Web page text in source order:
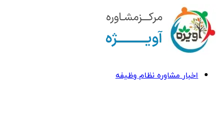
اخبار مشاوره نظام وظیفه